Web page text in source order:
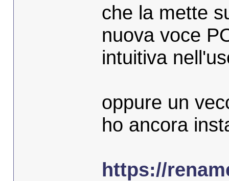
che la mette
nuova voce
intuitiva
oppure un
ho ancora
https://